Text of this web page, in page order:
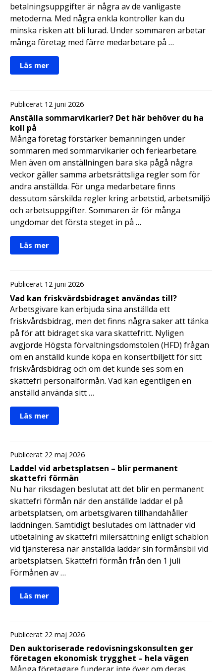
betalningsuppgifter är några av de vanligaste
metoderna. Med några enkla kontroller kan du
minska risken att bli lurad. Under sommaren arbetar
många företag med färre medarbetare på …
Läs mer
Publicerat 12 juni 2026
Anställa sommarvikarier? Det här behöver du ha
koll på
Många företag förstärker bemanningen under
sommaren med sommarvikarier och feriearbetare.
Men även om anställningen bara ska pågå några
veckor gäller samma arbetsrättsliga regler som för
andra anställda. För unga medarbetare finns
dessutom särskilda regler kring arbetstid, arbetsmiljö
och arbetsuppgifter. Sommaren är för många
ungdomar det första steget in på …
Läs mer
Publicerat 12 juni 2026
Vad kan friskvårdsbidraget användas till?
Arbetsgivare kan erbjuda sina anställda ett
friskvårdsbidrag, men det finns några saker att tänka
på för att bidraget ska vara skattefritt. Nyligen
avgjorde Högsta förvaltningsdomstolen (HFD) frågan
om en anställd kunde köpa en konsertbiljett för sitt
friskvårdsbidrag och om det kunde ses som en
skattefri personalförmån. Vad kan egentligen en
anställd använda sitt …
Läs mer
Publicerat 22 maj 2026
Laddel vid arbetsplatsen – blir permanent
skattefri förmån
Nu har riksdagen beslutat att det blir en permanent
skattefri förmån när den anställde laddar el på
arbetsplatsen, om arbetsgivaren tillhandahåller
laddningen. Samtidigt beslutades om lättnader vid
utbetalning av skattefri milersättning enligt schablon
vid tjänsteresa när anställda laddar sin förmånsbil vid
arbetsplatsen. Skattefri förmån från den 1 juli
Förmånen av …
Läs mer
Publicerat 22 maj 2026
Den auktoriserade redovisningskonsulten ger
företagen ekonomisk trygghet – hela vägen